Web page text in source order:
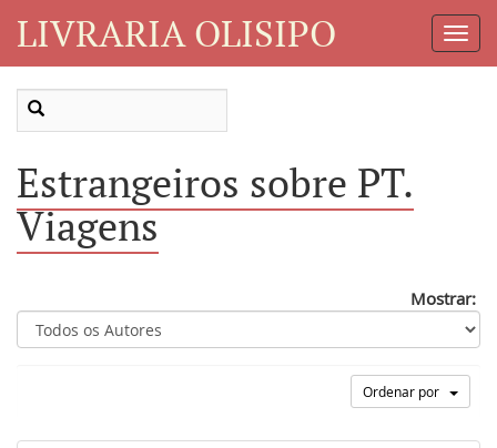
LIVRARIA OLISIPO
Estrangeiros sobre PT.
Viagens
Mostrar:
Ordenar por